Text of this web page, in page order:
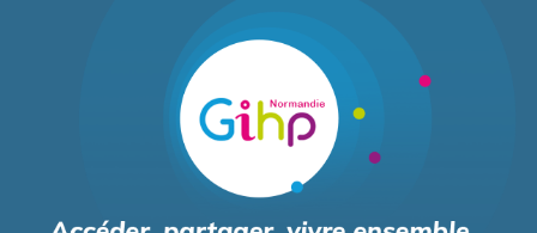
au
contenu
principal